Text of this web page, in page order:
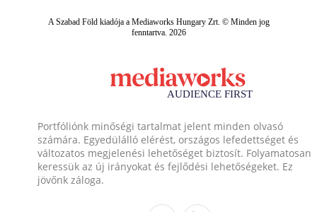
A Szabad Föld kiadója a Mediaworks Hungary Zrt. © Minden jog
fenntartva. 2026
Portfóliónk minőségi tartalmat jelent minden olvasó
számára. Egyedülálló elérést, országos lefedettséget és
változatos megjelenési lehetőséget biztosít. Folyamatosan
keressük az új irányokat és fejlődési lehetőségeket. Ez
jövőnk záloga.